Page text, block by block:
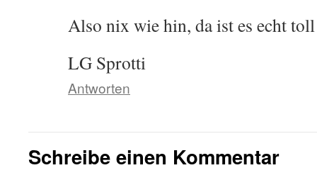
Also nix wie hin, da ist es echt
LG Sprotti
Antworten
Schreibe einen Kommentar